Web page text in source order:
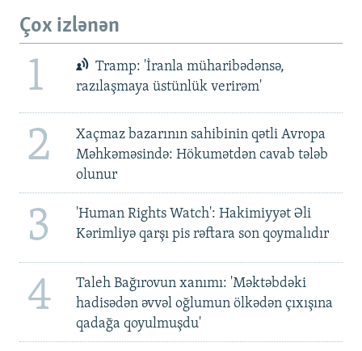
Çox izlənən
1
Tramp: 'İranla müharibədənsə,
razılaşmaya üstünlük verirəm'
2
Xaçmaz bazarının sahibinin qətli Avropa
Məhkəməsində: Hökumətdən cavab tələb
olunur
3
'Human Rights Watch': Hakimiyyət Əli
Kərimliyə qarşı pis rəftara son qoymalıdır
4
Taleh Bağırovun xanımı: 'Məktəbdəki
hadisədən əvvəl oğlumun ölkədən çıxışına
qadağa qoyulmuşdu'